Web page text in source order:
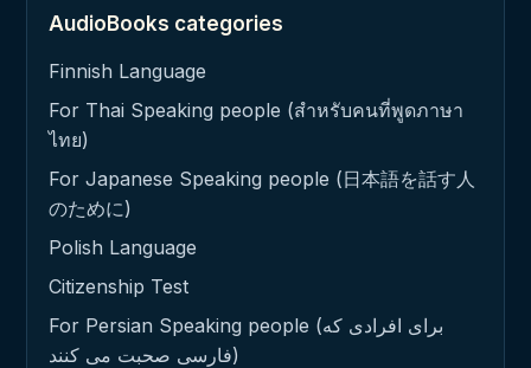
AudioBooks categories
Finnish Language
For Thai Speaking people (สำหรับคนที่พูดภาษา
ไทย)
For Japanese Speaking people (日本語を話す人
のために)
Polish Language
Citizenship Test
For Persian Speaking people (برای افرادی که
فارسی صحبت می کنند)